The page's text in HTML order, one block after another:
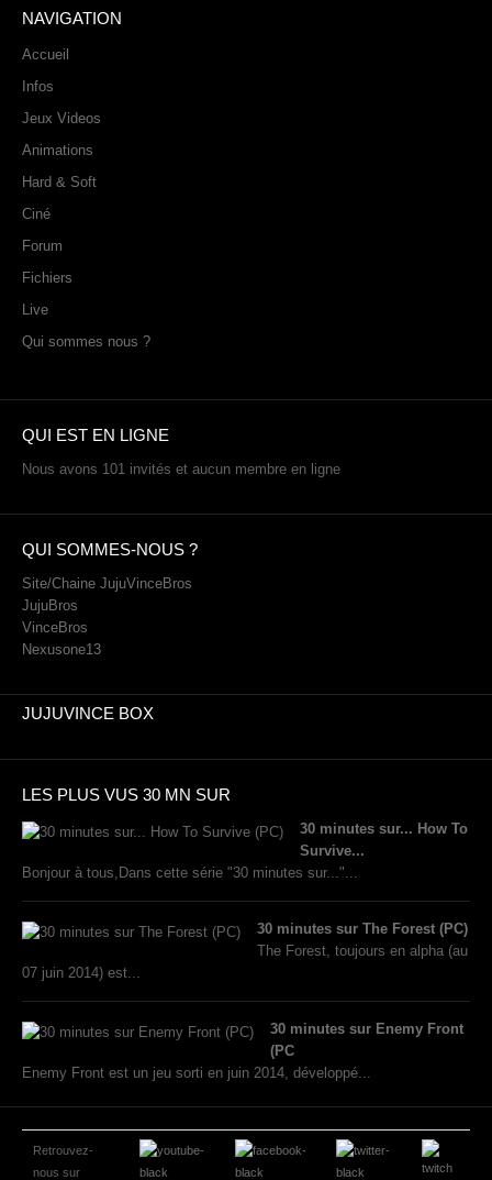
NAVIGATION
Accueil
Infos
Jeux Videos
Animations
Hard & Soft
Ciné
Forum
Fichiers
Live
Qui sommes nous ?
QUI EST EN LIGNE
Nous avons 101 invités et aucun membre en ligne
QUI SOMMES-NOUS ?
Site/Chaine JujuVinceBros
JujuBros
VinceBros
Nexusone13
JUJUVINCE BOX
LES PLUS VUS 30 MN SUR
30 minutes sur... How To
Survive...
Bonjour à tous,Dans cette série "30 minutes sur..."...
30 minutes sur The Forest (PC)
The Forest, toujours en alpha (au
07 juin 2014) est...
30 minutes sur Enemy Front
(PC
Enemy Front est un jeu sorti en juin 2014, développé...
Retrouvez-
nous sur